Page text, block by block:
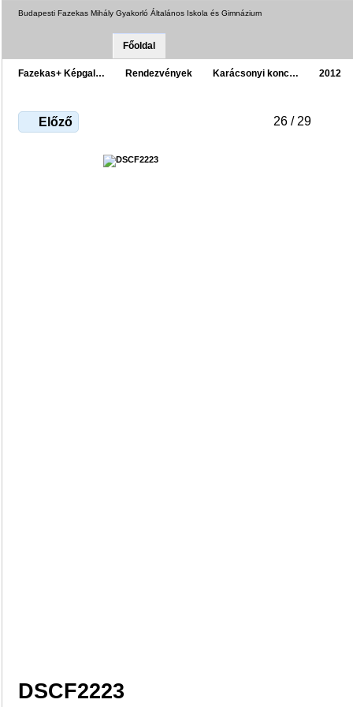
Budapesti Fazekas Mihály Gyakorló Általános Iskola és Gimnázium
Főoldal
Fazekas+ Képgal… Rendezvények Karácsonyi konc… 2012
Előző 26 / 29
DSCF2223